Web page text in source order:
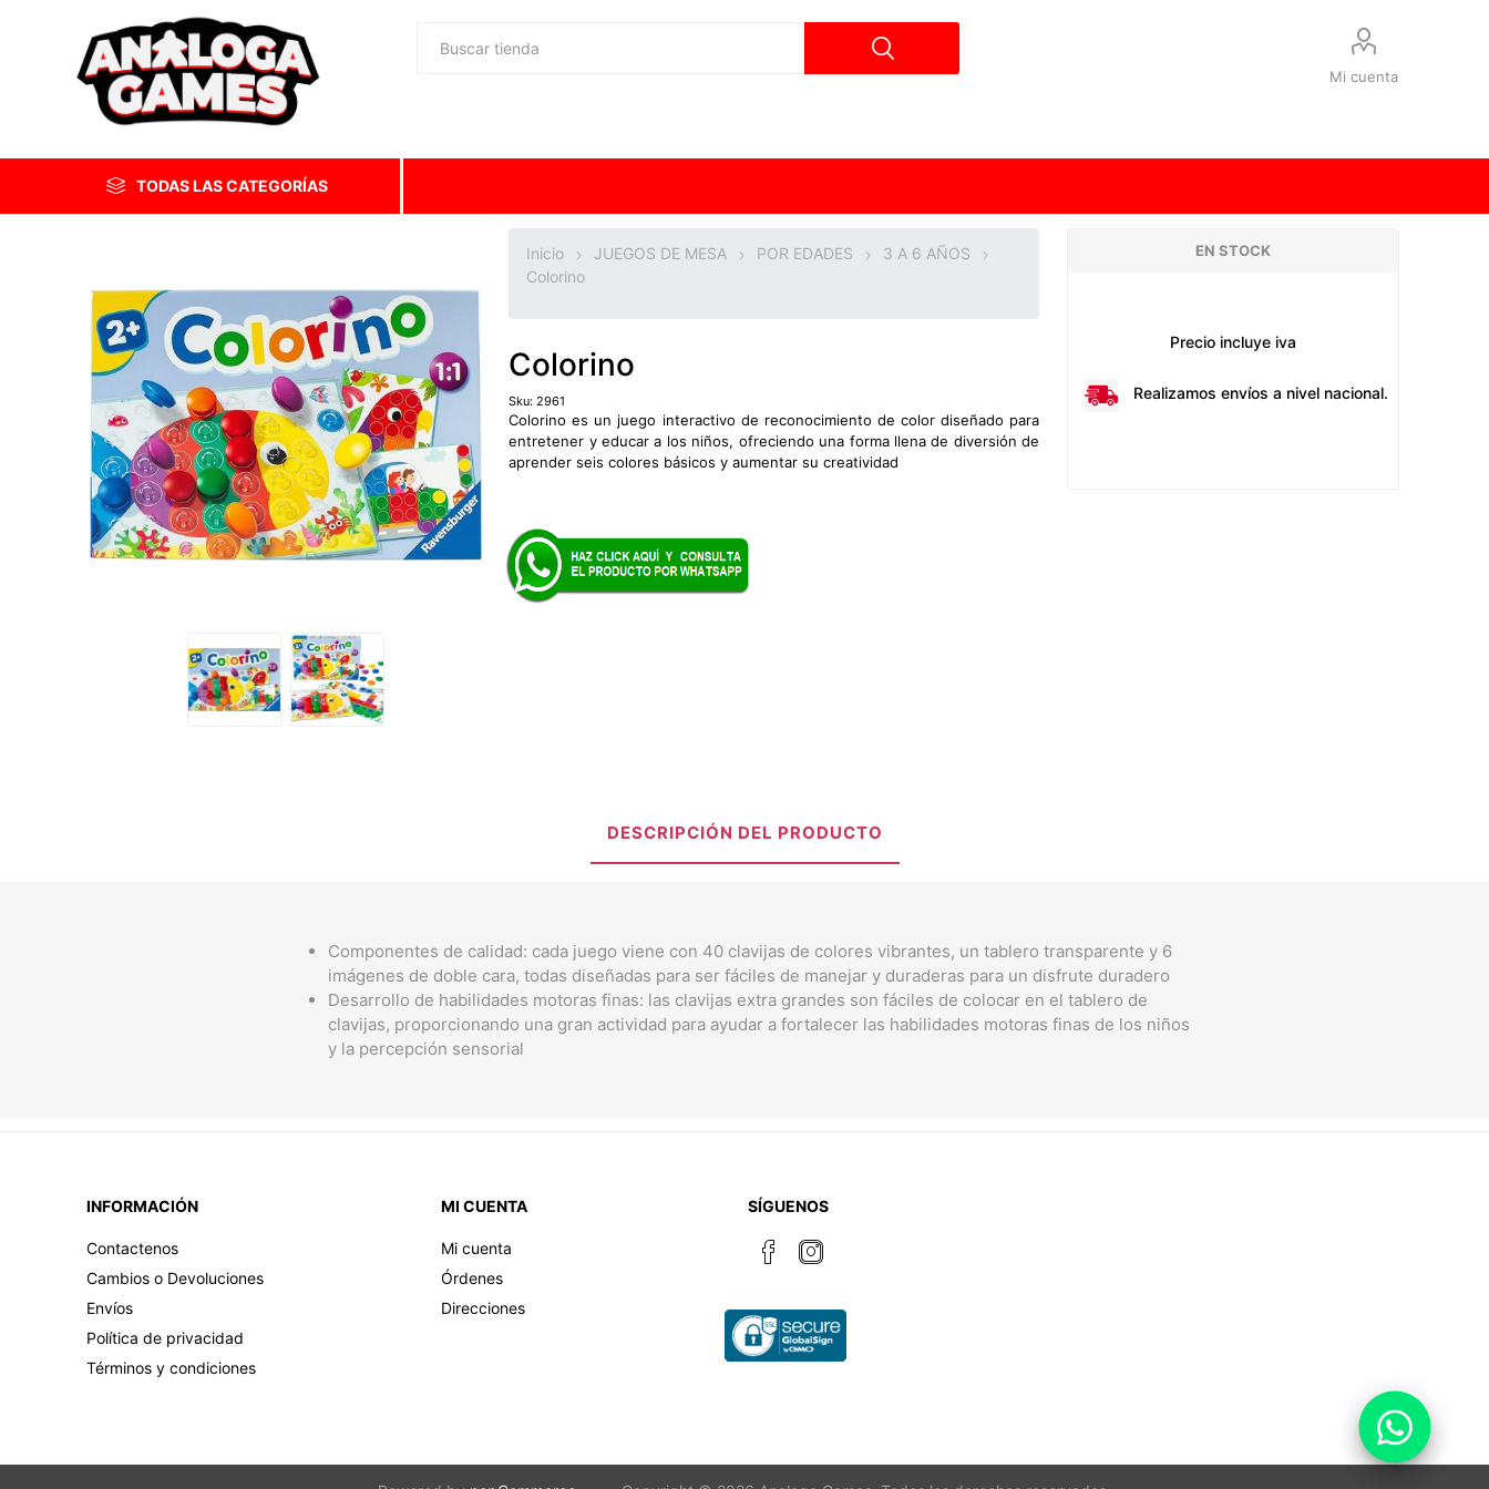
Mi cuenta
TODAS LAS CATEGORÍAS
Inicio JUEGOS DE MESA POR EDADES
3 A 6 AÑOS
Colorino
Colorino
Sku: 2961
Colorino es un juego interactivo de reconocimiento de color diseñado para
entretener y educar a los niños, ofreciendo una forma llena de diversión de
aprender seis colores básicos y aumentar su creatividad
EN STOCK
Precio incluye iva
Realizamos envíos a nivel nacional.
DESCRIPCIÓN DEL PRODUCTO
Componentes de calidad: cada juego viene con 40 clavijas de colores vibrantes, un tablero transparente y 6
imágenes de doble cara, todas diseñadas para ser fáciles de manejar y duraderas para un disfrute duradero
Desarrollo de habilidades motoras finas: las clavijas extra grandes son fáciles de colocar en el tablero de
clavijas, proporcionando una gran actividad para ayudar a fortalecer las habilidades motoras finas de los niños
y la percepción sensorial
INFORMACIÓN
Contactenos
Cambios o Devoluciones
Envíos
Política de privacidad
Términos y condiciones
MI CUENTA
Mi cuenta
Órdenes
Direcciones
SÍGUENOS